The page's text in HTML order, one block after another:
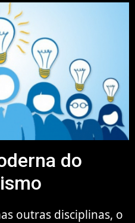
do
outras disciplinas, o